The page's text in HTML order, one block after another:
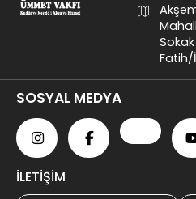
Fatih/
SOSYAL MEDYA
İLETİŞİM